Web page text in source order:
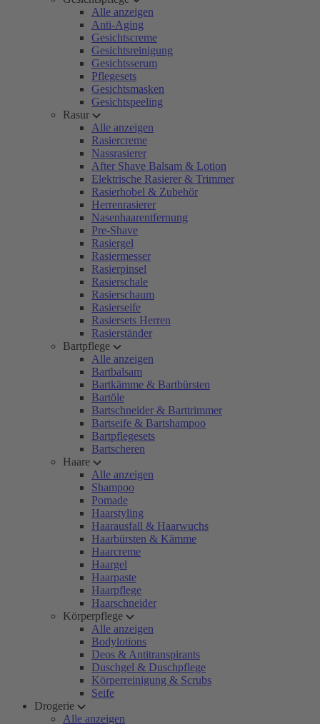
Alle anzeigen
Anti-Aging
Gesichtscreme
Gesichtsreinigung
Gesichtsserum
Pflegesets
Gesichtsmasken
Gesichtspeeling
Rasur
Alle anzeigen
Rasiercreme
Nassrasierer
After Shave Balsam & Lotion
Elektrische Rasierer & Trimmer
Rasierhobel & Zubehör
Herrenrasierer
Nasenhaarentfernung
Pre-Shave
Rasiergel
Rasiermesser
Rasierpinsel
Rasierschale
Rasierschaum
Rasierseife
Rasiersets Herren
Rasierständer
Bartpflege
Alle anzeigen
Bartbalsam
Bartkämme & Bartbürsten
Bartöle
Bartschneider & Barttrimmer
Bartseife & Bartshampoo
Bartpflegesets
Bartscheren
Haare
Alle anzeigen
Shampoo
Pomade
Haarstyling
Haarausfall & Haarwuchs
Haarbürsten & Kämme
Haarcreme
Haargel
Haarpaste
Haarpflege
Haarschneider
Körperpflege
Alle anzeigen
Bodylotions
Deos & Antitranspirants
Duschgel & Duschpflege
Körperreinigung & Scrubs
Seife
Drogerie
Alle anzeigen